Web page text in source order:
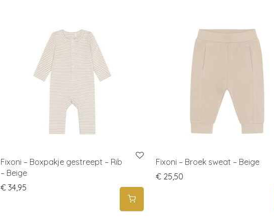
Fixoni – Boxpakje gestreept – Rib
– Beige
€34,95
Fixoni – Broek sweat – Beige
€25,50